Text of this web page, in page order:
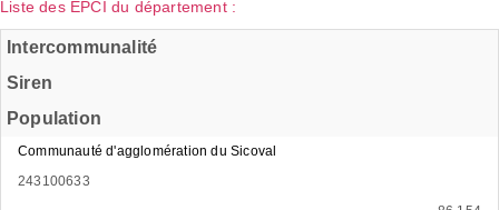
Liste des EPCI du département :
Intercommunalité
Siren
Population
Communauté d'agglomération du Sicoval
243100633